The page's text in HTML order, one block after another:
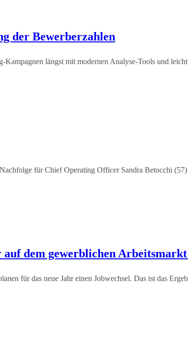
der Bewerberzahlen
längst mit modernen Analyse-Tools und
für Chief Operating Officer Sandra Betocchi
dem gewerblichen Arbeitsmarkt
für das neue Jahr einen Jobwechsel. Das ist das